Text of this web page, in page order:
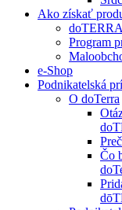
Ako získať
Program
e-Shop
Podnikatelská
O doTerra
Čo